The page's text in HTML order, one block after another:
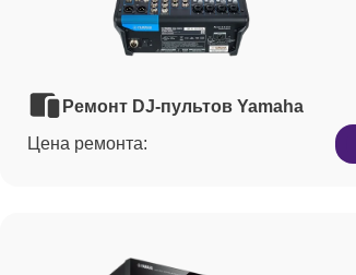
Ремонт DJ-пультов Yamaha
Цена ремонта: